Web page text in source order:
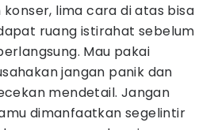
konser, lima cara di atas bisa
ruang istirahat sebelum
Mau pakai
jangan panik dan
mendetail. Jangan
dimanfaatkan segelintir